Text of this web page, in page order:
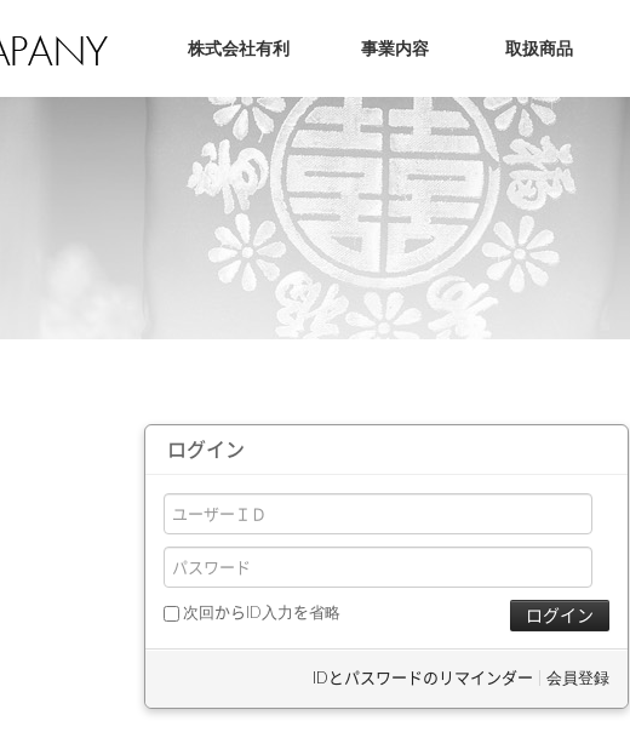
株式会社有利
会社理念
会社概要
事業内容
流通・物流
海苔製造
卸販売
取扱商品
お菓子
ソース
ドリンク
ラーメン
食材料
ログイン
次回からID入力を省略
IDとパスワードのリマインダー 会員登録